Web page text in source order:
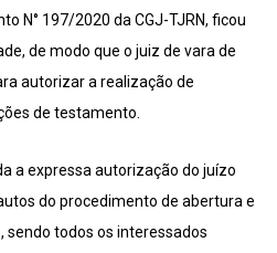
N° 197/2020 da CGJ-TJRN, ficou
de modo que o juiz de vara de
autorizar a realização de
de testamento.
a expressa autorização do juízo
do procedimento de abertura e
todos os interessados